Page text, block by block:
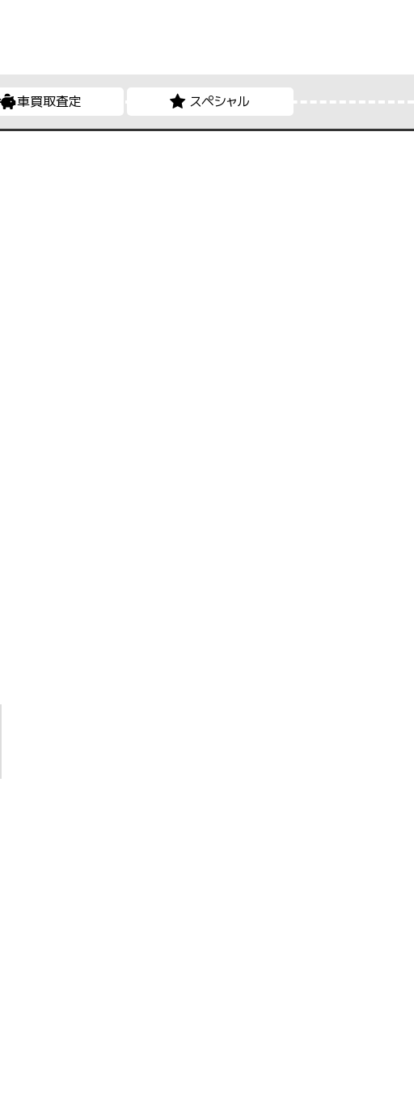
車買取査定 スペシャル